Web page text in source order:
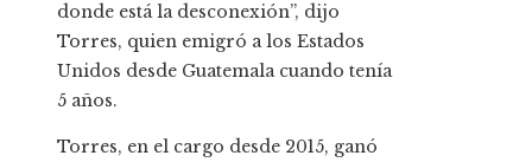
donde está la desconexión”, dijo
Torres, quien emigró a los Estados
Unidos desde Guatemala cuando tenía
5 años.
Torres, en el cargo desde 2015, ganó